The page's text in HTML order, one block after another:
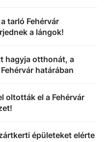
tarló Fehérvár
a lángok!
hagyja otthonát, a
határában
oltották el a Fehérvár
épületeket elérte